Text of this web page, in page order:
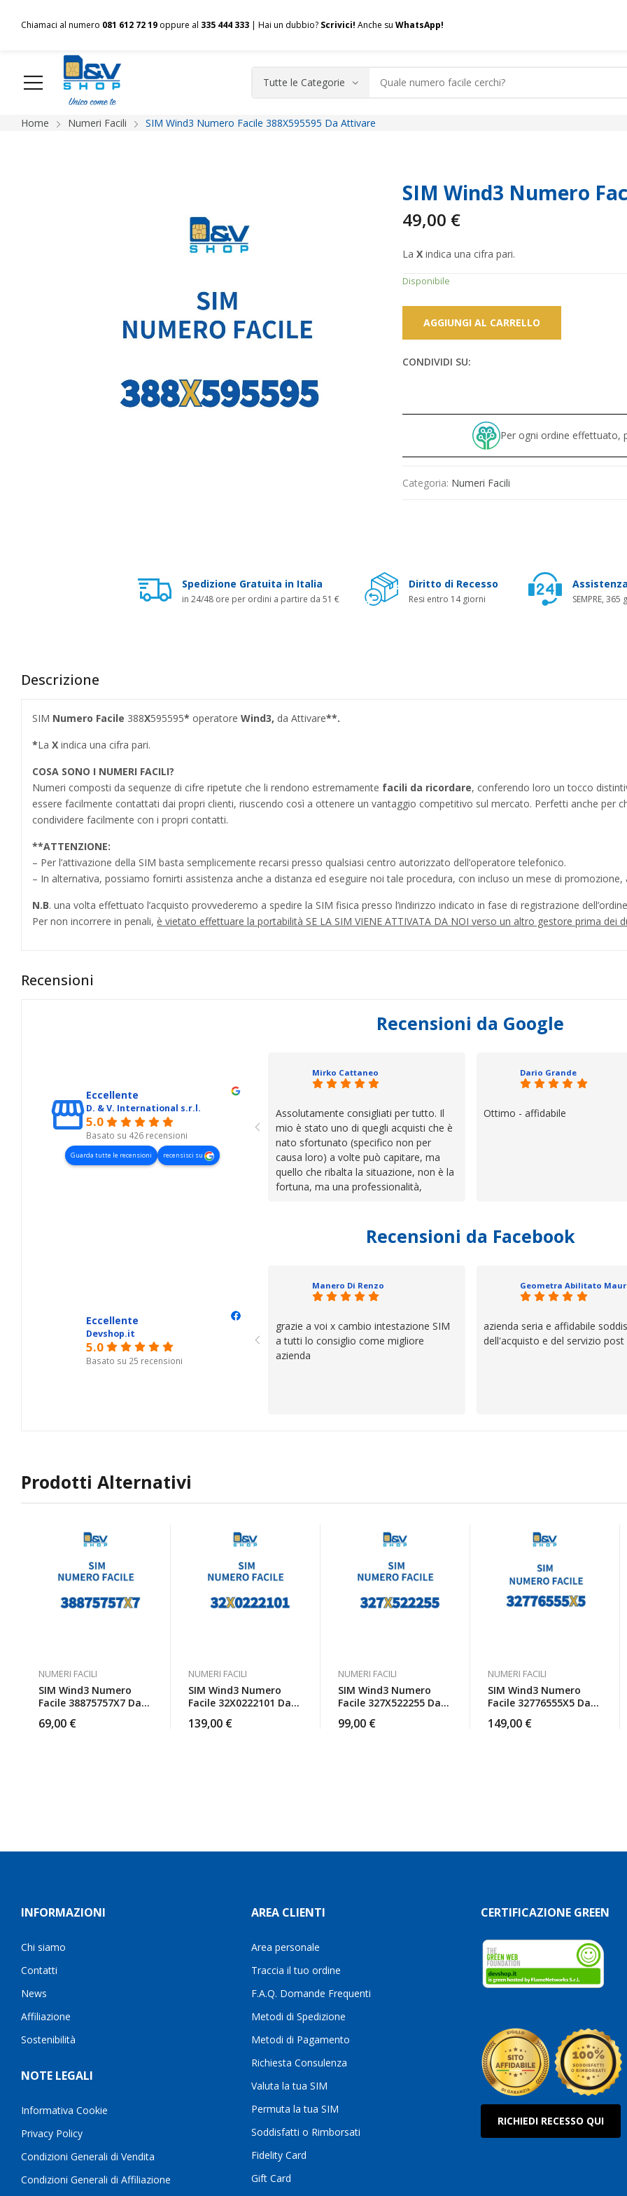
Chiamaci al numero 081 612 72 19 oppure al 335 444 333 | Hai un dubbio? Scrivici! Anche su WhatsApp!
HOME Chi siamo Shop Spedizioni Pagamenti F.A.Q. Contatti
Home Numeri Facili SIM Wind3 Numero Facile 388X595595 Da Attivare
SIM Wind3 Numero
49,00 €
La X indica una cifra pari.
Disponibile
AGGIUNGI AL CARRELLO
CONDIVIDI SU:
Per ogni ordine effettuato,
Categoria: Numeri Facili
Spedizione Gratuita in Italia
in 24/48 ore per ordini a partire da 51 €
Diritto di Recesso
Resi entro 14 giorni SEMPRE, 365
Descrizione
SIM Numero Facile 388X595595* operatore Wind3, da Attivare**.
*La X indica una cifra pari.
COSA SONO I NUMERI FACILI?
Numeri composti da sequenze di cifre ripetute che li rendono estremamente facili da ricordare, conferendo loro un tocco
essere facilmente contattati dai propri clienti, riuscendo così a ottenere un vantaggio competitivo sul mercato. Perfetti anche per
condividere facilmente con i propri contatti.
**ATTENZIONE:
– Per l’attivazione della SIM basta semplicemente recarsi presso qualsiasi centro autorizzato dell’operatore telefonico.
– In alternativa, possiamo fornirti assistenza anche a distanza ed eseguire noi tale procedura, con incluso un mese di promozione,
N.B. una volta effettuato l’acquisto provvederemo a spedire la SIM fisica presso l’indirizzo indicato in fase di registrazione
Per non incorrere in penali, è vietato effettuare la portabilità SE LA SIM VIENE ATTIVATA DA NOI verso un altro gestore prima dei
Recensioni
Recensioni da Google
Eccellente
D. & V. International s.r.l.
5.0
Basato su 426 recensioni
Guarda tutte le recensioni recensisci su
Mirko Cattaneo
Assolutamente consigliati per tutto. Il
mio è stato uno di quegli acquisti che è
nato sfortunato (specifico non per
causa loro) a volte può capitare, ma
quello che ribalta la situazione, non è la
fortuna, ma una professionalità,
cose. Be', io qui è proprio quello che ho
trovato, un atteggiamento che va oltre
se avete bisogno siete in ottime mani.
Dario Grande
Ottimo - affidabile
Recensioni da Facebook
Eccellente
Devshop.it
5.0
Basato su 25 recensioni
Manero Di Renzo
grazie a voi x cambio intestazione SIM
a tutti lo consiglio come migliore
azienda
azienda seria e affidabile
dell'acquisto e del servizio post
Prodotti Alternativi
NUMERI FACILI
SIM Wind3 Numero
Facile 38875757X7 Da
69,00 €
NUMERI FACILI
SIM Wind3 Numero
Facile 32X0222101 Da
139,00 €
NUMERI FACILI
SIM Wind3 Numero
Facile 327X522255 Da
99,00 €
NUMERI FACILI
SIM Wind3 Numero
Facile 32776555X5 Da
149,00 €
INFORMAZIONI
Chi siamo
Contatti
News
Affiliazione
Sostenibilità
NOTE LEGALI
Informativa Cookie
Privacy Policy
Condizioni Generali di Vendita
Condizioni Generali di Affiliazione
AREA CLIENTI
Area personale
Traccia il tuo ordine
F.A.Q. Domande Frequenti
Metodi di Spedizione
Metodi di Pagamento
Richiesta Consulenza
Valuta la tua SIM
Permuta la tua SIM
Soddisfatti o Rimborsati
Fidelity Card
Gift Card
CERTIFICAZIONE GREEN
RICHIEDI RECESSO QUI